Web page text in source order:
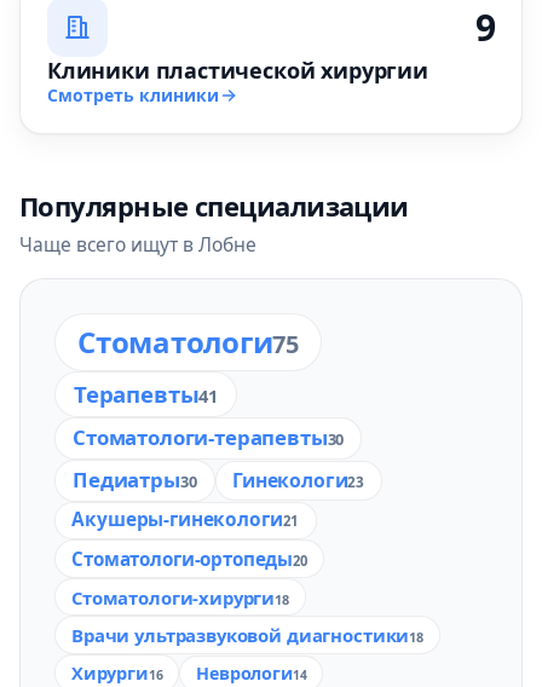
9
Клиники пластической хирургии
Смотреть клиники
Популярные специализации
Чаще всего ищут в Лобне
Стоматологи75
Терапевты41
Стоматологи-терапевты30
Педиатры30 Гинекологи23
Акушеры-гинекологи21
Стоматологи-ортопеды20
Стоматологи-хирурги18
Врачи ультразвуковой диагностики18
Хирурги16 Неврологи14